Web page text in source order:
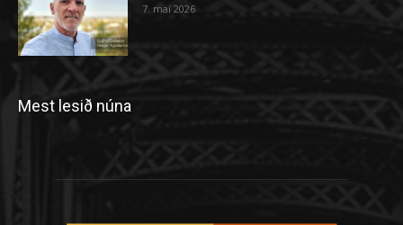
7. maí 2026
Mest lesið núna